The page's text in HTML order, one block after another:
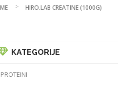
HIRO.LAB CREATINE (1000G)
KATEGORIJE
PROTEINI